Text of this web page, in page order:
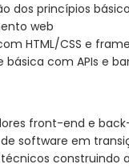
dos princípios
web
HTML/CSS e
básica com APIs e
front-end e
software em
técnicos construindo